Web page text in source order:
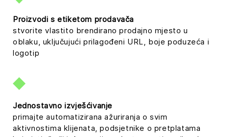
Proizvodi s etiketom prodavača
stvorite vlastito brendirano prodajno mjesto u
oblaku, uključujući prilagođeni URL, boje poduzeća i
logotip
Jednostavno izvješćivanje
primajte automatizirana ažuriranja o svim
aktivnostima klijenata, podsjetnike o pretplatama